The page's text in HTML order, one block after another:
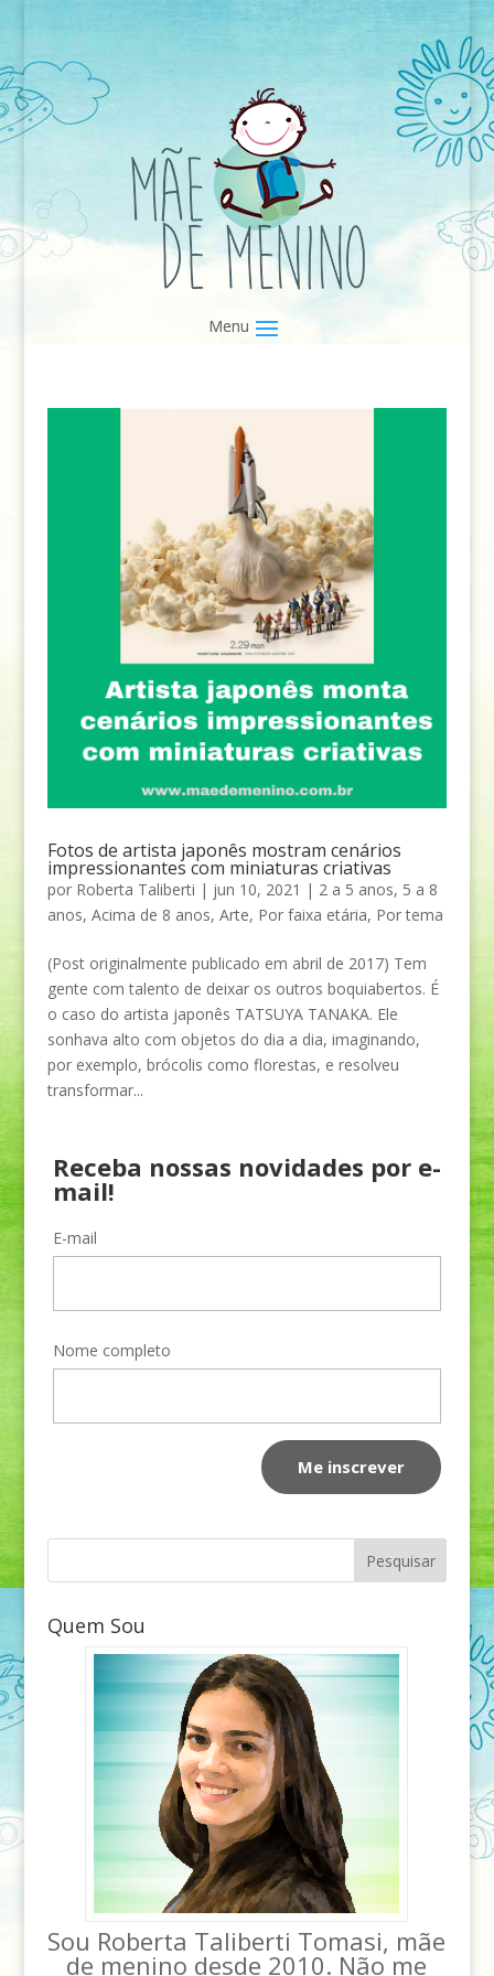
Fotos de artista japonês mostram cenários
impressionantes com miniaturas criativas
por Roberta Taliberti | jun 10, 2021 | 2 a 5 anos, 5 a 8
anos, Acima de 8 anos, Arte, Por faixa etária, Por tema
(Post originalmente publicado em abril de 2017) Tem
gente com talento de deixar os outros boquiabertos. É
o caso do artista japonês TATSUYA TANAKA. Ele
sonhava alto com objetos do dia a dia, imaginando,
por exemplo, brócolis como florestas, e resolveu
transformar...
Receba nossas novidades por e-
mail!
E-mail
Nome completo
Quem Sou
Sou Roberta Taliberti Tomasi, mãe
de menino desde 2010. Não me